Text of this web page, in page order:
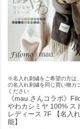
※名入れ刺繍をご希望の方は
の名入れ刺繍を同じ買い物カ
ください
《mau.さんコラボ》
やわカシミヤ 100% ス
レディース 7F 【名入
能】